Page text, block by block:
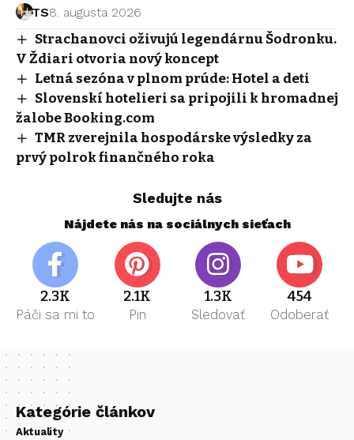
TS8. augusta 2026
Strachanovci oživujú legendárnu Šodronku.
V Ždiari otvoria nový koncept
Letná sezóna v plnom prúde: Hotel a deti
Slovenskí hotelieri sa pripojili k hromadnej
žalobe Booking.com
TMR zverejnila hospodárske výsledky za
prvý polrok finančného roka
Sledujte nás
Nájdete nás na sociálnych sieťach
2.3K
Páči sa mi to
2.1K
Pin
1.3K
Sledovať
454
Odoberať
Kategórie článkov
Aktuality